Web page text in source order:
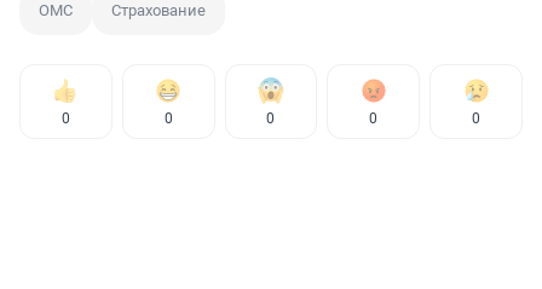
ОМС Страхование
0 0 0 0 0